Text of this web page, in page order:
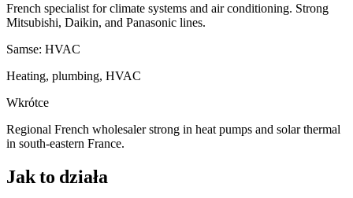
French specialist for climate systems and air conditioning. Strong
Mitsubishi, Daikin, and Panasonic lines.
Samse: HVAC
Heating, plumbing, HVAC
Wkrótce
Regional French wholesaler strong in heat pumps and solar thermal
in south-eastern France.
Jak to działa